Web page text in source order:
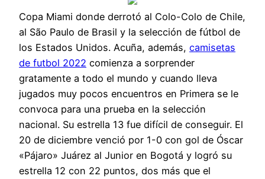
Copa Miami donde derrotó al Colo-Colo de Chile,
al São Paulo de Brasil y la selección de fútbol de
los Estados Unidos. Acuña, además, camisetas
de futbol 2022 comienza a sorprender
gratamente a todo el mundo y cuando lleva
jugados muy pocos encuentros en Primera se le
convoca para una prueba en la selección
nacional. Su estrella 13 fue difícil de conseguir. El
20 de diciembre venció por 1-0 con gol de Óscar
«Pájaro» Juárez al Junior en Bogotá y logró su
estrella 12 con 22 puntos, dos más que el